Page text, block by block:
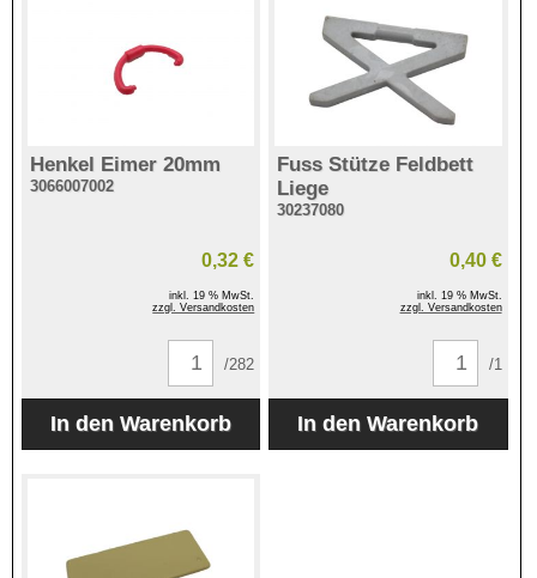
Henkel Eimer 20mm
3066007002
0,32 €
inkl. 19 % MwSt.
zzgl. Versandkosten
/282
Fuss Stütze Feldbett
Liege
30237080
0,40 €
inkl. 19 % MwSt.
zzgl. Versandkosten
/1